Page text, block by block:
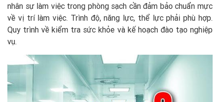
nhân sự làm việc trong phòng sạch cần đảm bảo chuẩn mực
về vị trí làm việc. Trình độ, năng lực, thể lực phải phù hợp.
Quy trình về kiểm tra sức khỏe và kế hoạch đào tạo nghiệp
vụ.